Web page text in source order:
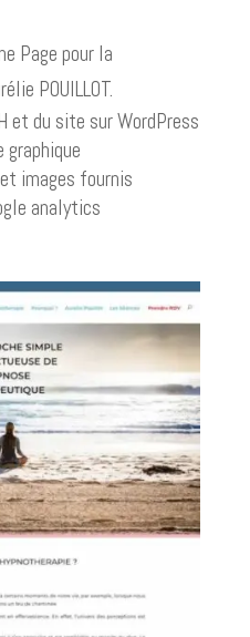
Page pour la
POUILLOT.
et du site sur WordPress
images fournis
analytics